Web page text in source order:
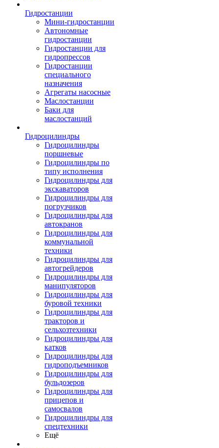
Гидростанции
Мини-гидростанции
Автономные
гидростанции
Гидростанции для
гидропрессов
Гидростанции
специального
назначения
Агрегаты насосные
Маслостанции
Баки для
маслостанций
Гидроцилиндры
Гидроцилиндры
поршневые
Гидроцилиндры по
типу исполнения
Гидроцилиндры для
экскаваторов
Гидроцилиндры для
погрузчиков
Гидроцилиндры для
автокранов
Гидроцилиндры для
коммунальной
техники
Гидроцилиндры для
автогрейдеров
Гидроцилиндры для
манипуляторов
Гидроцилиндры для
буровой техники
Гидроцилиндры для
тракторов и
сельхозтехники
Гидроцилиндры для
катков
Гидроцилиндры для
гидроподъемников
Гидроцилиндры для
бульдозеров
Гидроцилиндры для
прицепов и
самосвалов
Гидроцилиндры для
спецтехники
Ещё